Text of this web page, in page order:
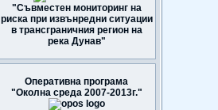
"Съвместен мониторинг на
риска при извънредни ситуации
в трансграничния регион на
река Дунав"
Оперативна програма
"Околна среда 2007-2013г."